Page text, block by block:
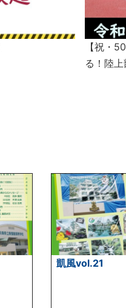
【祝・
る！陸
凱風vol.21